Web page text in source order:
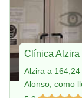
Clínica Alzira
Alzira a
Alonso, como